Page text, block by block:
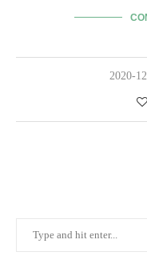
2020-